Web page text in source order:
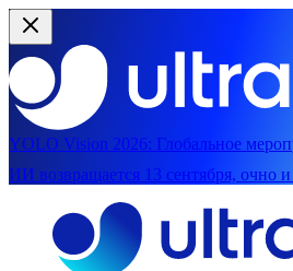
YOLO Vision 2026: Глобальное
ИИ возвращается 13 сентября, очно